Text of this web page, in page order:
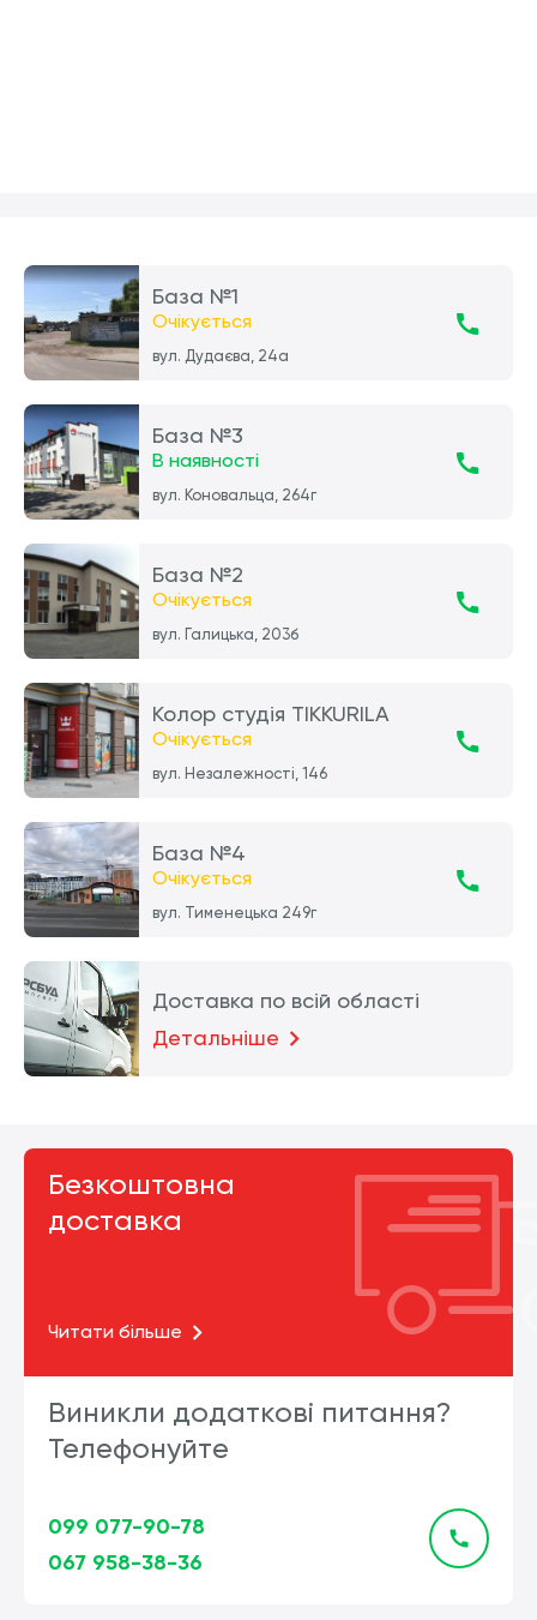
База №1
Очікується
вул. Дудаєва, 24а
База №3
В наявності
вул. Коновальца, 264г
База №2
Очікується
вул. Галицька, 203б
Колор студія TIKKURILA
Очікується
вул. Незалежності, 146
База №4
Очікується
вул. Тименецька 249г
Доставка по всій області
Детальніше
Безкоштовна
доставка
Читати більше
Виникли додаткові питання?
Телефонуйте
099 077-90-78
067 958-38-36